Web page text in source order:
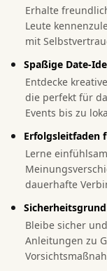
Erhalte
Leute
mit
Spaßige Date-
Entdecke
die perfekt für
Events bis zu
Erfolgsleitfaden
Lerne
dauerhafte
Bleibe sicher
Anleitungen zu